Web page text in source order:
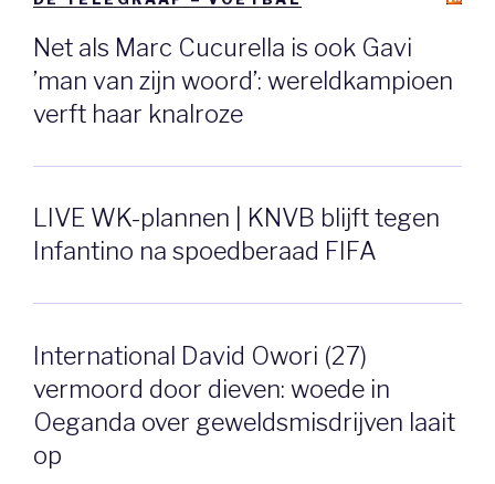
Net als Marc Cucurella is ook Gavi
’man van zijn woord’: wereldkampioen
verft haar knalroze
LIVE WK-plannen | KNVB blijft tegen
Infantino na spoedberaad FIFA
International David Owori (27)
vermoord door dieven: woede in
Oeganda over geweldsmisdrijven laait
op